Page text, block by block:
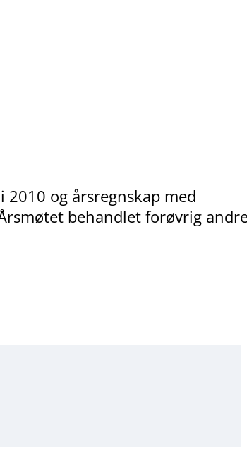
og årsregnskap med
behandlet forøvrig